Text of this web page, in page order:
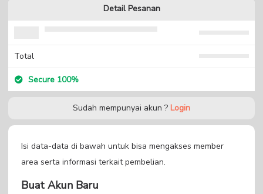
Detail Pesanan
Total
Secure 100%
Sudah mempunyai akun ? Login
Isi data-data di bawah untuk bisa mengakses member
area serta informasi terkait pembelian.
Buat Akun Baru